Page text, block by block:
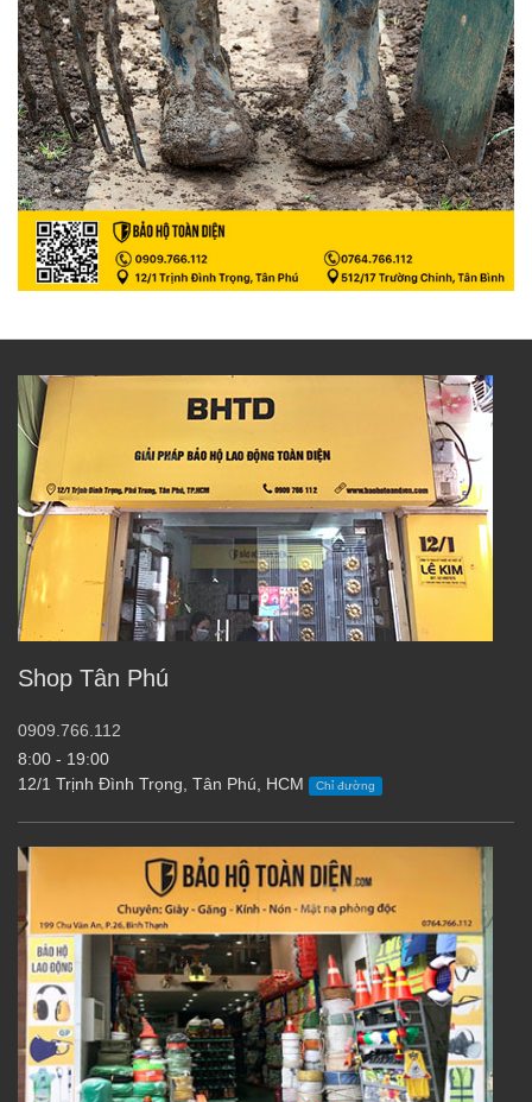
Shop Tân Phú
0909.766.112
8:00 - 19:00
12/1 Trịnh Đình Trọng, Tân Phú, HCM
Chỉ đường